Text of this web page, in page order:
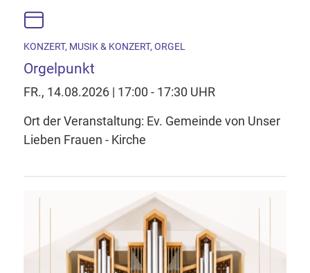
KONZERT, MUSIK & KONZERT, ORGEL
Orgelpunkt
FR., 14.08.2026 | 17:00 - 17:30 UHR
Ort der Veranstaltung: Ev. Gemeinde von Unser
Lieben Frauen - Kirche